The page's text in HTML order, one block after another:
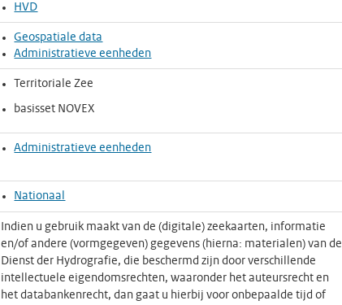
HVD
Geospatiale data
Administratieve eenheden
Territoriale Zee
basisset NOVEX
Administratieve eenheden
Nationaal
Indien u gebruik maakt van de (digitale) zeekaarten, informatie
en/of andere (vormgegeven) gegevens (hierna: materialen) van de
Dienst der Hydrografie, die beschermd zijn door verschillende
intellectuele eigendomsrechten, waaronder het auteursrecht en
het databankenrecht, dan gaat u hierbij voor onbepaalde tijd of